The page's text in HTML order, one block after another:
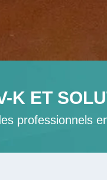
K ET
professionnels